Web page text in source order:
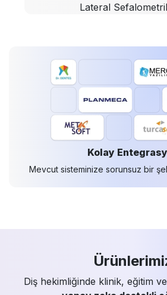
Lateral
Kolay
Mevcut sisteminize sorunsuz bir
Diş hekimliğinde klinik, eğitim